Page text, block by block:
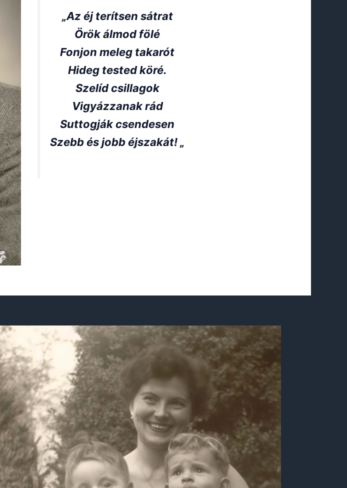
„Az éj terítsen sátrat
Örök álmod fölé
Fonjon meleg takarót
Hideg tested köré.
Szelíd csillagok
Vigyázzanak rád
Suttogják csendesen
Szebb és jobb éjszakát! „